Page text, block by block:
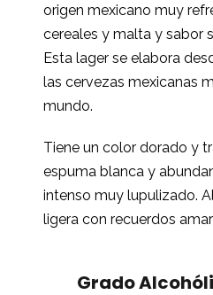
origen mexicano muy
cereales y malta y sabor
Esta lager se elabora
las cervezas mexicanas
mundo.
Tiene un color dorado y
espuma blanca y
intenso muy lupulizado.
ligera con recuerdos
Grado